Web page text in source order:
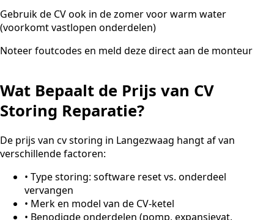
Gebruik de CV ook in de zomer voor warm water
(voorkomt vastlopen onderdelen)
Noteer foutcodes en meld deze direct aan de monteur
Wat Bepaalt de Prijs van CV
Storing Reparatie?
De prijs van cv storing in Langezwaag hangt af van
verschillende factoren:
• Type storing: software reset vs. onderdeel
vervangen
• Merk en model van de CV-ketel
• Benodigde onderdelen (pomp, expansievat,